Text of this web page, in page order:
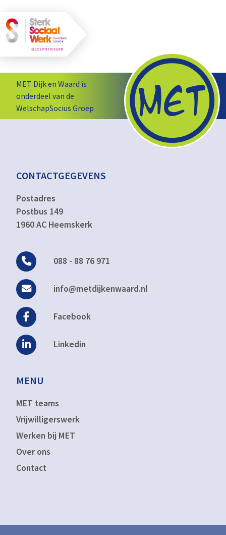
MET Dijk en Waard is
onderdeel van de
WelschapSocius Groep
CONTACTGEGEVENS
Postadres
Postbus 149
1960 AC Heemskerk
088 - 88 76 971
info@metdijkenwaard.nl
Facebook
Linkedin
MENU
MET teams
Vrijwilligerswerk
Werken bij MET
Over ons
Contact